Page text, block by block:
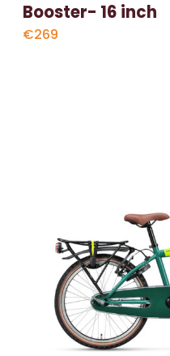
Booster- 16 inch
€269